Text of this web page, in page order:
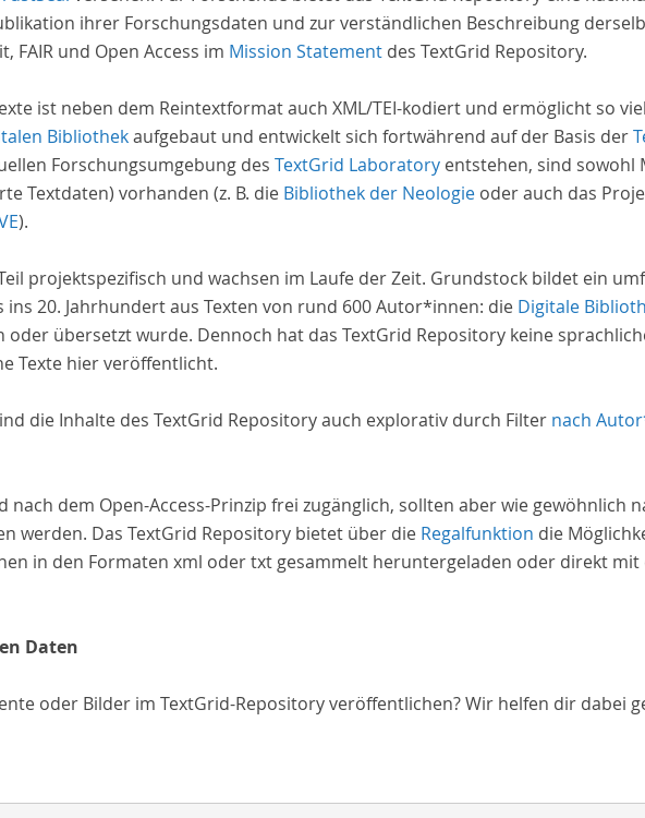
ihrer Forschungsdaten und zur verständlichen Beschreibung
FAIR und Open Access im Mission Statementdes TextGrid Repository.
ist neben dem Reintextformat auch XML/TEI-kodiert und ermöglicht so
Bibliothekaufgebaut und entwickelt sich fortwährend auf der Basis der
Forschungsumgebung des TextGrid Laboratoryentstehen, sind sowohl
Textdaten) vorhanden (z. B. die Bibliothek der Neologieoder auch das
).
projektspezifisch und wachsen im Laufe der Zeit. Grundstock bildet ein
ins 20. Jahrhundert aus Texten von rund 600 Autor*innen: die Digitale
oder übersetzt wurde. Dennoch hat das TextGrid Repository keine
Texte hier veröffentlicht.
die Inhalte des TextGrid Repository auch explorativ durch Filter nach
dem Open-Access-Prinzip frei zugänglich, sollten aber wie gewöhnlich
werden. Das TextGrid Repository bietet über die Regalfunktion die
in den Formaten xml oder txt gesammelt heruntergeladen oder direkt mit
Daten
oder Bilder im TextGrid-Repository veröffentlichen? Wir helfen dir dabei